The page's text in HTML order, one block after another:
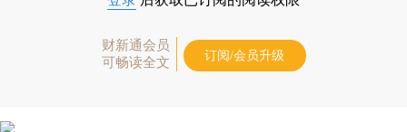
财新通会员
可畅读全文
订阅/会员升级